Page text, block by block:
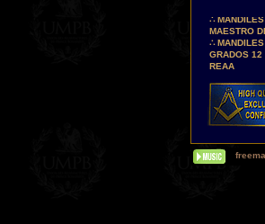
MAESTRO
∴
GRADOS 12
REAA
Personaliza
TU NOMBRE
SOBRE TU
BANDA O
Nueva
∴UNA